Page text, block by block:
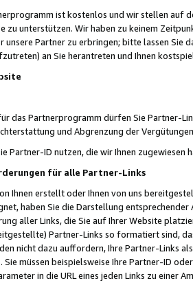
ist kostenlos und wir stellen auf
zu unterstützen. Wir haben zu keinem
Partner zu erbringen; bitte lassen Sie
an Sie herantreten und Ihnen
das Partnerprogramm dürfen Sie Partner-
und Abgrenzung der
Partner-ID nutzen, die wir Ihnen zugewiesen
für alle Partner-Links
Ihnen erstellt oder Ihnen von uns
haben Sie die Darstellung
aller Links, die Sie auf Ihrer Website
Partner-Links so formatiert sind,
nicht dazu auffordern, Ihre Partner-Links
müssen beispielsweise Ihre Partner-ID
in die URL eines jeden Links zu einer